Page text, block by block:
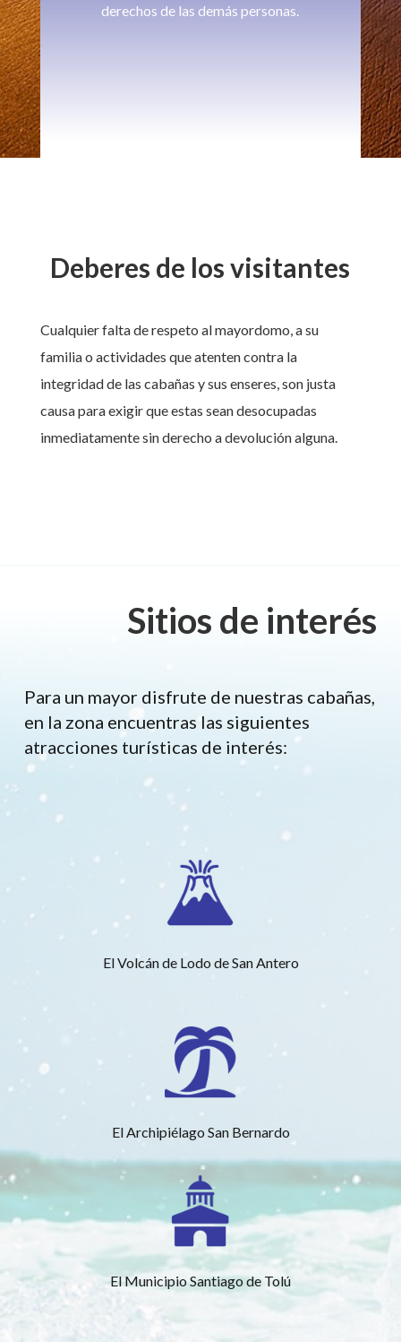
derechos de las demás personas.
Deberes de los visitantes
Cualquier falta de respeto al mayordomo, a su
familia o actividades que atenten contra la
integridad de las cabañas y sus enseres, son justa
causa para exigir que estas sean desocupadas
inmediatamente sin derecho a devolución alguna.
Sitios de interés
Para un mayor disfrute de nuestras cabañas,
en la zona encuentras las siguientes
atracciones turísticas de interés:
El Volcán de Lodo de San Antero
El Archipiélago San Bernardo
El Municipio Santiago de Tolú